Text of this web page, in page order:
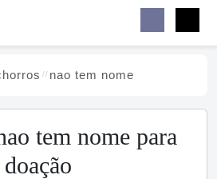
s nao tem nome
tem nome para
doação